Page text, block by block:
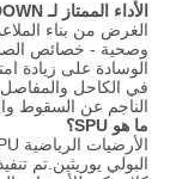
الأداء الممتاز لـ SPU: HARD TOP SOFT DOWN
الغرض من بناء
وصحية - خصائص
الوسادة على زيادة
في الكاحل
الناجم عن السقوط
ما هو SPU؟
البولي يوريثين.تم